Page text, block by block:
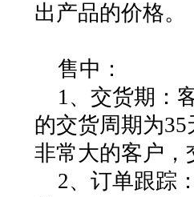
出产品的价格。
售中：
1、交货期：
的交货周期为35
非常大的客户，
2、订单跟踪